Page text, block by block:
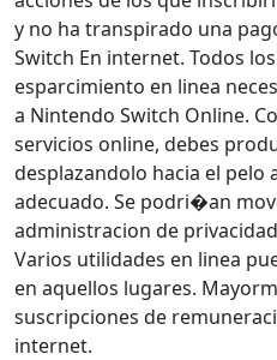
y no ha transpirado una
Switch En internet. Todos
esparcimiento en linea
a Nintendo Switch Online.
servicios online, debes
desplazandolo hacia el pelo
adecuado. Se podri�an
administracion de
Varios utilidades en linea
en aquellos lugares.
suscripciones de
internet.